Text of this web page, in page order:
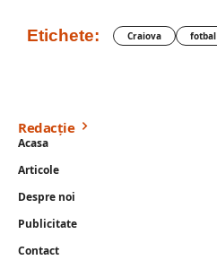
Etichete: Craiova fotbal
Redacție
Acasa
Articole
Despre noi
Publicitate
Contact